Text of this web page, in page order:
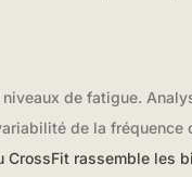
de fatigue.
de la
rassemble les